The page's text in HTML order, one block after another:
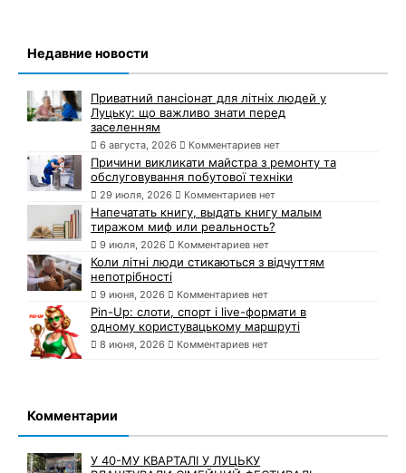
Недавние новости
Приватний пансіонат для літніх людей у
Луцьку: що важливо знати перед
заселенням
6 августа, 2026 Комментариев нет
Причини викликати майстра з ремонту та
обслуговування побутової техніки
29 июля, 2026 Комментариев нет
Напечатать книгу, выдать книгу малым
тиражом миф или реальность?
9 июля, 2026 Комментариев нет
Коли літні люди стикаються з відчуттям
непотрібності
9 июня, 2026 Комментариев нет
Pin-Up: слоти, спорт і live-формати в
одному користувацькому маршруті
8 июня, 2026 Комментариев нет
Комментарии
У 40-МУ КВАРТАЛІ У ЛУЦЬКУ